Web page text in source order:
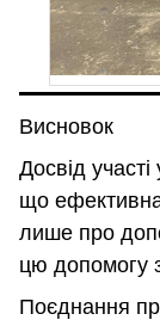
Висновок
Досвід
що ефективна
лише про
цю допомогу
Поєднання